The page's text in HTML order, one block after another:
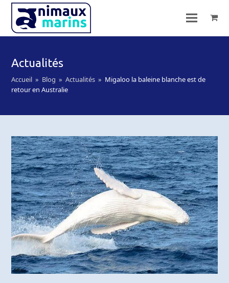
Actualités
Accueil » Blog » Actualités » Migaloo la baleine blanche est de
retour en Australie